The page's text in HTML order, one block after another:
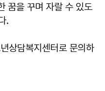
꿈을 꾸며 자랄 수 있도
.
상담복지센터로 문의하